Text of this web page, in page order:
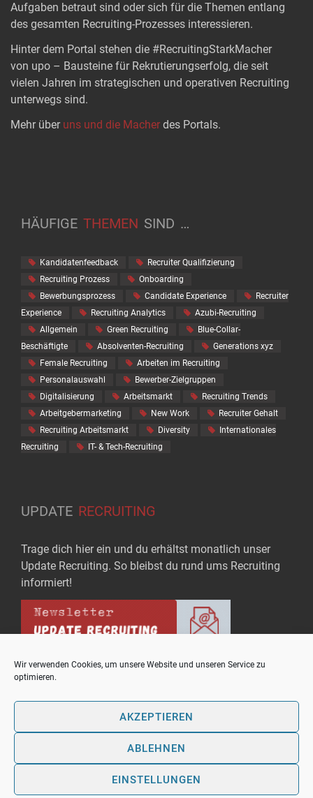
Wir verwenden Cookies, um unsere Website und unseren Service zu
optimieren.
AKZEPTIEREN
ABLEHNEN
EINSTELLUNGEN
Aufgaben betraut sind oder sich für die Themen entlang
des gesamten Recruiting-Prozesses interessieren.
Hinter dem Portal stehen die #RecruitingStarkMacher
von upo – Bausteine für Rekrutierungserfolg, die seit
vielen Jahren im strategischen und operativen Recruiting
unterwegs sind.
Mehr über uns und die Macher des Portals.
HÄUFIGE THEMEN SIND …
Kandidatenfeedback
Recruiter Qualifizierung
Recruiting Prozess
Onboarding
Bewerbungsprozess
Candidate Experience
Recruiter
Experience
Recruiting Analytics
Azubi-Recruiting
Allgemein
Green Recruiting
Blue-Collar-
Beschäftigte
Absolventen-Recruiting
Generations xyz
Female Recruiting
Arbeiten im Recruiting
Personalauswahl
Bewerber-Zielgruppen
Digitalisierung
Arbeitsmarkt
Recruiting Trends
Arbeitgebermarketing
New Work
Recruiter Gehalt
Recruiting Arbeitsmarkt
Diversity
Internationales
Recruiting
IT- & Tech-Recruiting
UPDATE RECRUITING
Trage dich hier ein und du erhältst monatlich unser
Update Recruiting. So bleibst du rund ums Recruiting
informiert!
Theme: OnlineMag byeVisionThemes
Mediadaten
Datenschutzhinweis
Cookie-Richtlinie (EU)
AGB Impressum